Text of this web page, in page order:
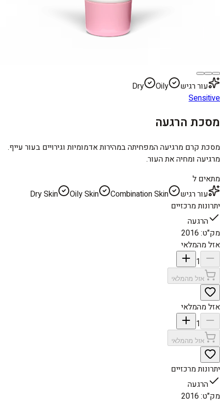
עור רגיש Dry
Oily
Sensitive
מסכת הרגעה
מסכת קרם מרגיעה המפחיתה במהירות אדמומיות וגירויים בעור עייף.
מרגיעה ומחיה את העור.
מתאים ל
עור רגיש
Dry Skin Oily Skin
Combination Skin
יתרונות מרכזיים
הרגעה
מק"ט:
2016
אזל מהמלאי
1
אזל מהמלאי
אזל מהמלאי
1
אזל מהמלאי
יתרונות מרכזיים
הרגעה
מק"ט:
2016